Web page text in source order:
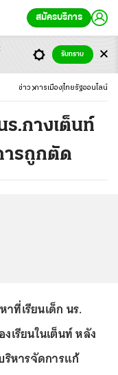
สมัครบริการ
ข่าว การเมือง ไทยรัฐออนไลน์
ร.กางเต็นท์
ารถูกตัด
ที่เรียนเด็ก นร.
เรียนในเต็นท์ หลัง
ริหารจัดการแก้
รับทราบ